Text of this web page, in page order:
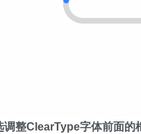
调整ClearType字体前面的